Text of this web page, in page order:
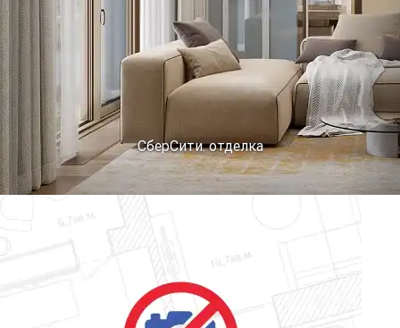
СберСити. отделка